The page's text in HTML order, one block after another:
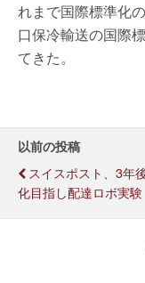
れまで国際標準化
口保冷輸送の国際
てきた。
以前の投稿
スイスポスト、3年
化目指し配達ロボ実験